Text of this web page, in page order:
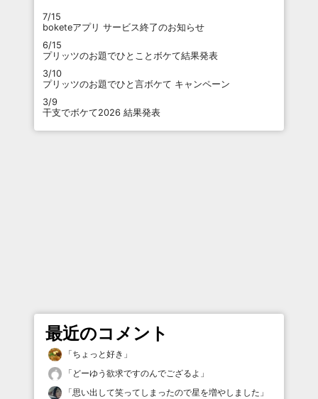
7/15
boketeアプリ サービス終了のお知らせ
6/15
プリッツのお題でひとことボケて結果発表
3/10
プリッツのお題でひと言ボケて キャンペーン
3/9
干支でボケて2026 結果発表
最近のコメント
「ちょっと好き 」
「 どーゆう欲求ですのんでござるよ 」
「思い出して笑ってしまったので星を増やしました 」